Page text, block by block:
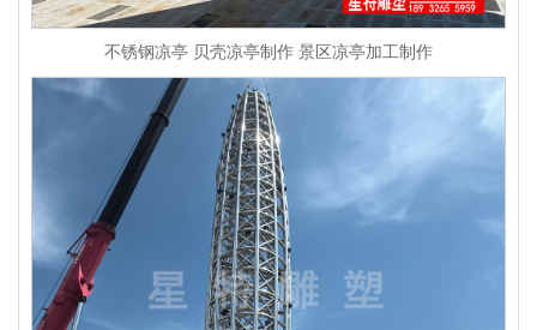
不锈钢凉亭 贝壳凉亭制作 景区凉亭加工制作